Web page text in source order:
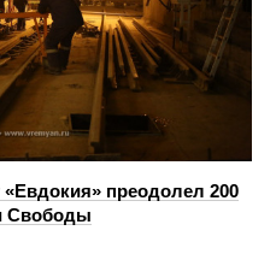
преодолел 200
Свободы